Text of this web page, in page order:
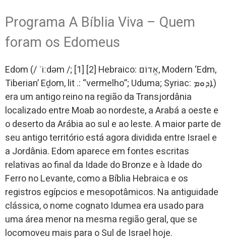
Programa A Bíblia Viva – Quem
foram os Edomeus
Edom (/ ˈiːdəm /; [1] [2] Hebraico: אֱדוֹם, Modern ‘Edm,
Tiberian’ Eḏom, lit .: “vermelho”; Uduma; Syriac: ܐܕܘܡ)
era um antigo reino na região da Transjordânia
localizado entre Moab ao nordeste, a Arabá a oeste e
o deserto da Arábia ao sul e ao leste. A maior parte de
seu antigo território está agora dividida entre Israel e
a Jordânia. Edom aparece em fontes escritas
relativas ao final da Idade do Bronze e à Idade do
Ferro no Levante, como a Bíblia Hebraica e os
registros egípcios e mesopotâmicos. Na antiguidade
clássica, o nome cognato Idumea era usado para
uma área menor na mesma região geral, que se
locomoveu mais para o Sul de Israel hoje.